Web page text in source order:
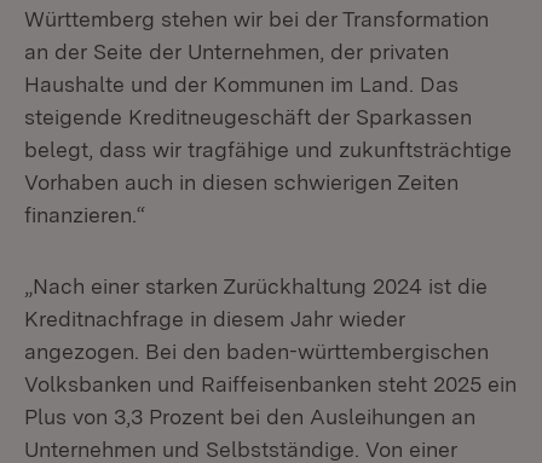
Württemberg stehen wir bei der Transformation
an der Seite der Unternehmen, der privaten
Haushalte und der Kommunen im Land. Das
steigende Kreditneugeschäft der Sparkassen
belegt, dass wir tragfähige und zukunftsträchtige
Vorhaben auch in diesen schwierigen Zeiten
finanzieren.“
„Nach einer starken Zurückhaltung 2024 ist die
Kreditnachfrage in diesem Jahr wieder
angezogen. Bei den baden-württembergischen
Volksbanken und Raiffeisenbanken steht 2025 ein
Plus von 3,3 Prozent bei den Ausleihungen an
Unternehmen und Selbstständige. Von einer